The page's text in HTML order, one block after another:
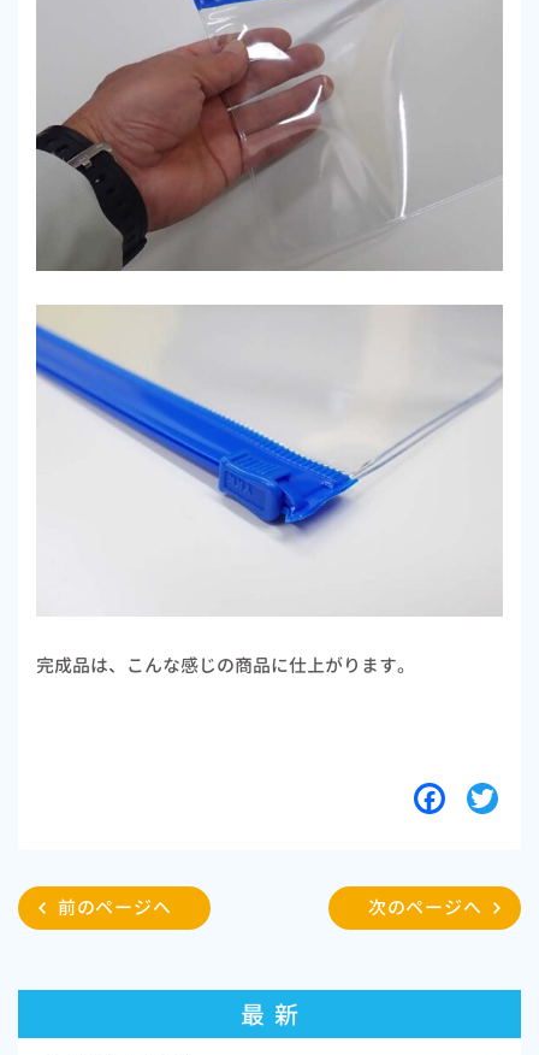
完成品は、こんな感じの商品に仕上がります。
e
b
o
t
t
r
前のページへ 次のページへ
最 新